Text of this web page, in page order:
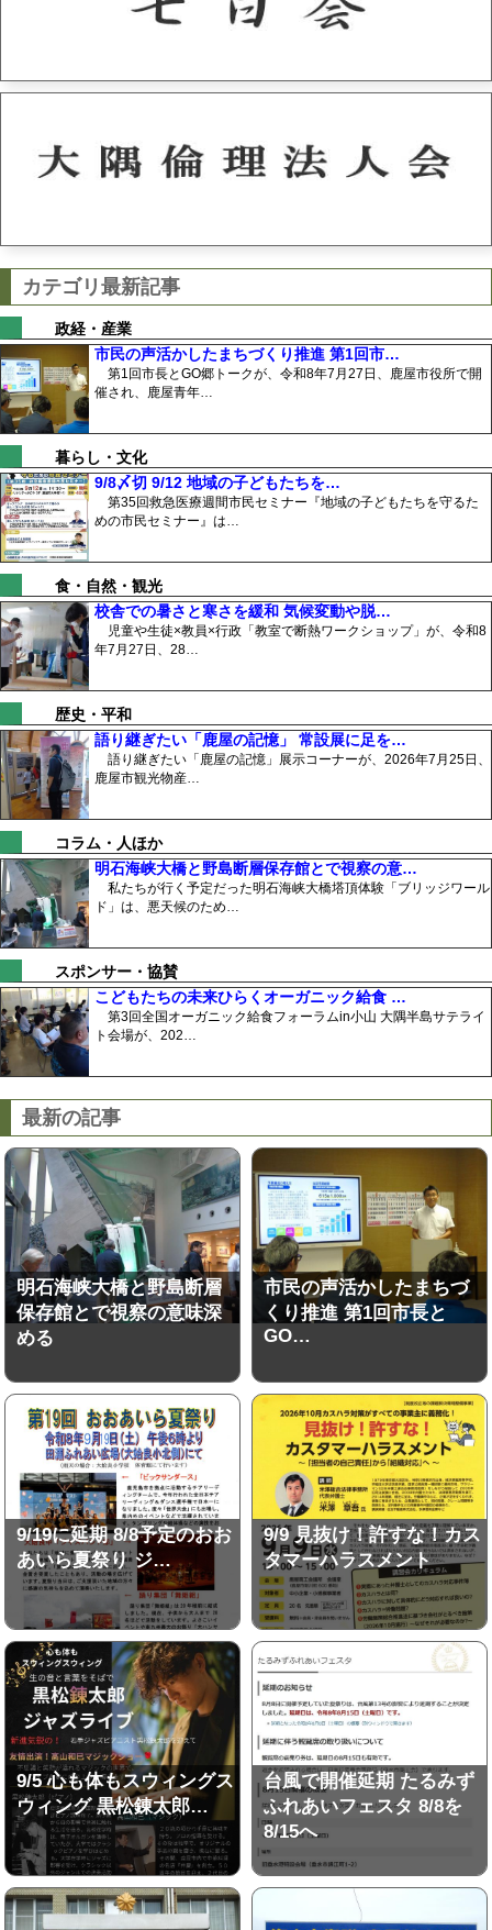
カテゴリ最新記事
政経・産業
市民の声活かしたまちづくり推進 第1回市…
第1回市長とGO郷トークが、令和8年7月27日、鹿屋市役所で開
催され、鹿屋青年…
暮らし・文化
9/8〆切 9/12 地域の子どもたちを…
第35回救急医療週間市民セミナー『地域の子どもたちを守るた
めの市民セミナー』は…
食・自然・観光
校舎での暑さと寒さを緩和 気候変動や脱…
児童や生徒×教員×行政「教室で断熱ワークショップ」が、令和8
年7月27日、28…
歴史・平和
語り継ぎたい「鹿屋の記憶」 常設展に足を…
語り継ぎたい「鹿屋の記憶」展示コーナーが、2026年7月25日、
鹿屋市観光物産…
コラム・人ほか
明石海峡大橋と野島断層保存館とで視察の意…
私たちが行く予定だった明石海峡大橋塔頂体験「ブリッジワール
ド」は、悪天候のため…
スポンサー・協賛
こどもたちの未来ひらくオーガニック給食 …
第3回全国オーガニック給食フォーラムin小山 大隅半島サテライ
ト会場が、202…
最新の記事
明石海峡大橋と野島断層
保存館とで視察の意味深
める
市民の声活かしたまちづ
くり推進 第1回市長と
GO…
9/19に延期 8/8予定のおお
あいら夏祭り ジ…
9/9 見抜け！許すな！カス
タマーハラスメント
9/5 心も体もスウィングス
ウィング 黒松錬太郎…
台風で開催延期 たるみず
ふれあいフェスタ 8/8を
8/15へ